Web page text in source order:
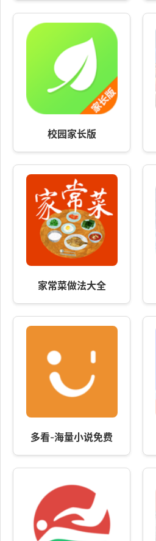
校园家长版
家常菜做法大全
多看-海量小说免费